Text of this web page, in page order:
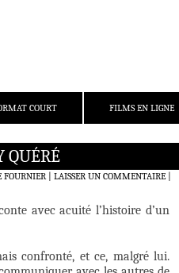
COURT FILMS EN LIGNE
QUÉRÉ
LAISSER UN COMMENTAIRE|
avec acuité l’histoire d’un
confronté, et ce, malgré lui.